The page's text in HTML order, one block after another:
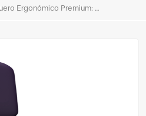
Silla De Oficina De Cuero Ergonómico Premium: Espalda Alta, Diseño De Apoyo Para La Comodidad De Todo El Día